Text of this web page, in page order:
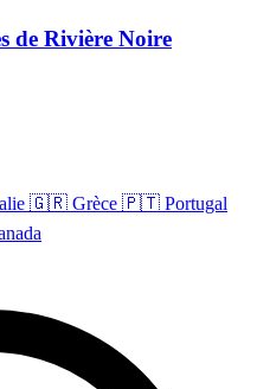
de Rivière Noire
🇬🇷 Grèce 🇵🇹 Portugal